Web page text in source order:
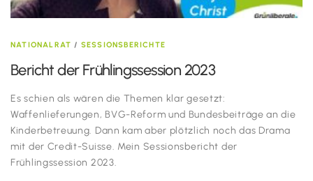
NATIONALRAT / SESSIONSBERICHTE
Bericht der Frühlingssession 2023
Es schien als wären die Themen klar gesetzt:
Waffenlieferungen, BVG-Reform und Bundesbeiträge an die
Kinderbetreuung. Dann kam aber plötzlich noch das Drama
mit der Credit-Suisse. Mein Sessionsbericht der
Frühlingssession 2023.